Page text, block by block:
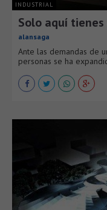
INDUSTRIAL
Solo aquí
alansaga
Ante las demandas de
personas se ha